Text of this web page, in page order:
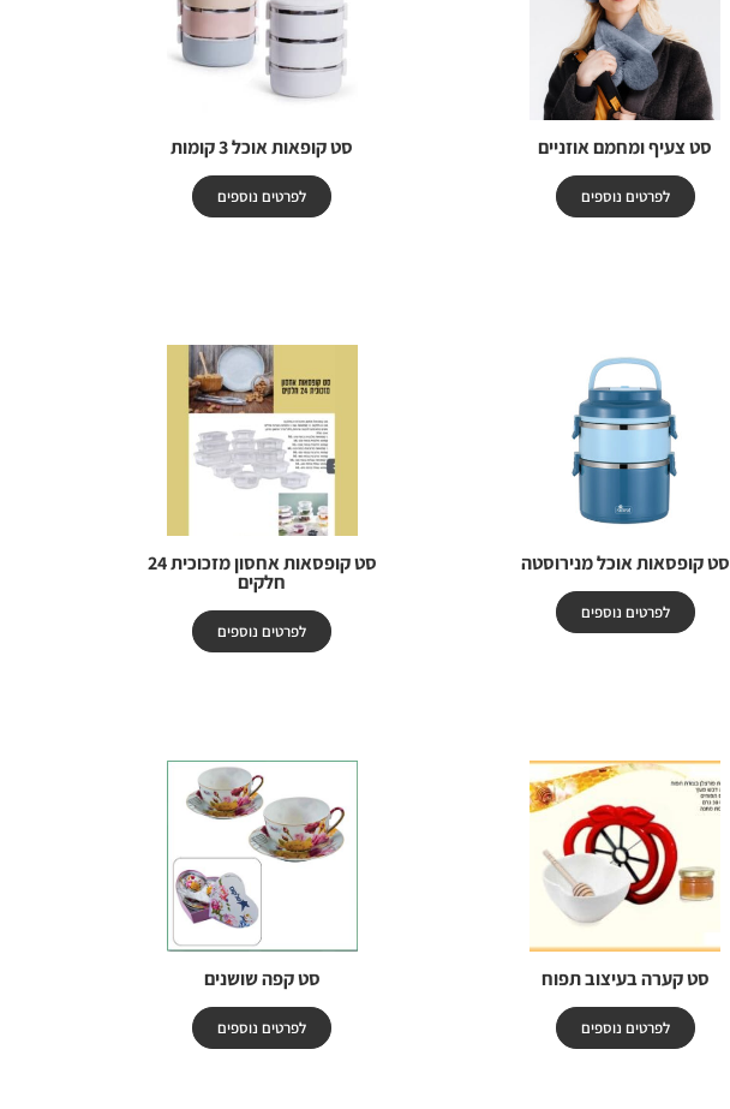
סט צעיף ומחמם אוזניים
לפרטים נוספים
סט קופאות אוכל 3 קומות
לפרטים נוספים
סט קופסאות אוכל מנירוסטה
לפרטים נוספים
סט קופסאות אחסון מזכוכית 24
חלקים
לפרטים נוספים
סט קערה בעיצוב תפוח
לפרטים נוספים
סט קפה שושנים
לפרטים נוספים